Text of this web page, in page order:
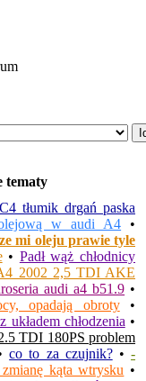
tematy
tłumik drgań paska
w audi A4 •
mi oleju prawie tyle
• Padł wąż chłodnicy
2002 2,5 TDI AKE
audi a4 b51.9 •
opadają obroty•
układem chłodzenia •
TDI 180PS problem
co to za czujnik?•-
kąta wtrysku •